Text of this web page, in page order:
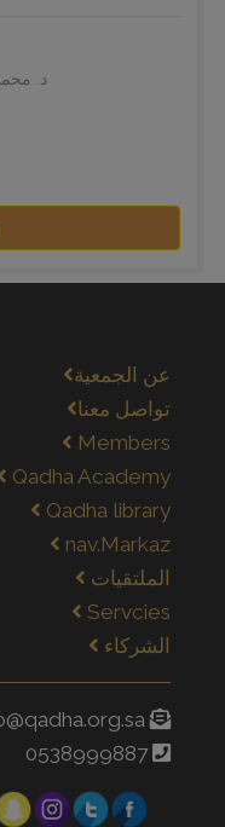
د.
عن الجمعية
تواصل معنا
Members
Qadha Academy
Qadha library
nav.Markaz
الملتقيات
Servcies
الشركاء
0538999887